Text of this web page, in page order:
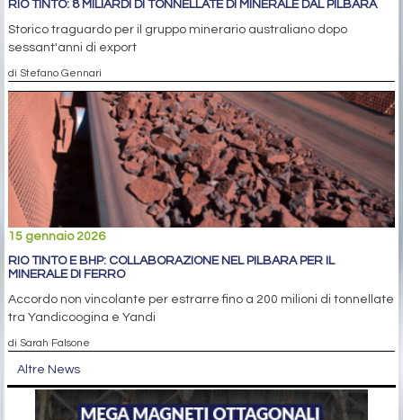
RIO TINTO: 8 MILIARDI DI TONNELLATE DI MINERALE DAL PILBARA
Storico traguardo per il gruppo minerario australiano dopo
sessant'anni di export
di Stefano Gennari
15 gennaio 2026
RIO TINTO E BHP: COLLABORAZIONE NEL PILBARA PER IL
MINERALE DI FERRO
Accordo non vincolante per estrarre fino a 200 milioni di tonnellate
tra Yandicoogina e Yandi
di Sarah Falsone
Altre News